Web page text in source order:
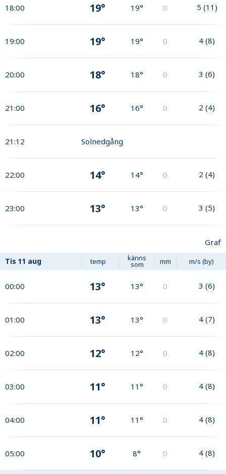
18:00 19° 19° 0 5 (11)
19:00 19° 19° 0 4 (8)
20:00 18° 18° 0 3 (6)
21:00 16° 16° 0 2 (4)
21:12 Solnedgång
22:00 14° 14° 0 2 (4)
23:00 13° 13° 0 3 (5)
Graf
Tis 11 aug temp känns
som mm m/s (by)
00:00 13° 13° 0 3 (6)
01:00 13° 13° 0 4 (7)
02:00 12° 12° 0 4 (8)
03:00 11° 11° 0 4 (8)
04:00 11° 11° 0 4 (8)
05:00 10° 8° 0 4 (8)